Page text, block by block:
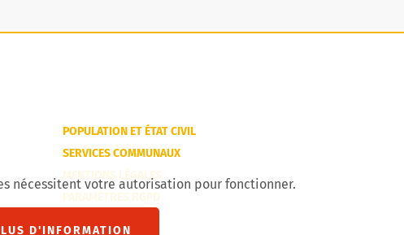
POPULATION ET ÉTAT CIVIL
SERVICES COMMUNAUX
MENTIONS LÉGALES
PARAMÈTRES RGPD
nécessitent votre autorisation pour fonctionner.
D'INFORMATION